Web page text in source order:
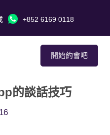
+852 6169 0118
開始約會吧
的談話技巧